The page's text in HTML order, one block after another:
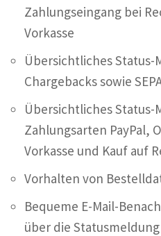
Zahlungseingang bei
Vorkasse
Übersichtliches Status-
Chargebacks sowie
Übersichtliches Status-
Zahlungsarten PayPal,
Vorkasse und Kauf auf
Vorhalten von
Bequeme E-Mail-
über die